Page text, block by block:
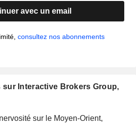
avec un email
consultez nos abonnements
sur Interactive Brokers Group,
sur le Moyen-Orient,